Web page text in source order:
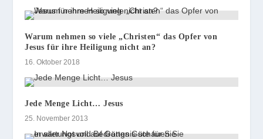
Warum nehmen so viele „Christen“ das Opfer von
Jesus für ihre Heiligung nicht an?
16. Oktober 2018
Jede Menge Licht… Jesus
25. November 2013